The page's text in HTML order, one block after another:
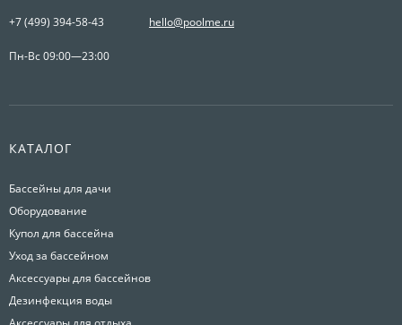
+7 (499) 394-58-43 hello@poolme.ru
Пн-Вс 09:00—23:00
КАТАЛОГ
Бассейны для дачи
Оборудование
Купол для бассейна
Уход за бассейном
Аксессуары для бассейнов
Дезинфекция воды